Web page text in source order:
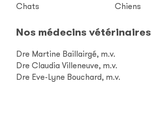
Chats Chiens
Nos médecins vétérinaires
Dre Martine Baillairgé, m.v.
Dre Claudia Villeneuve, m.v.
Dre Eve-Lyne Bouchard, m.v.